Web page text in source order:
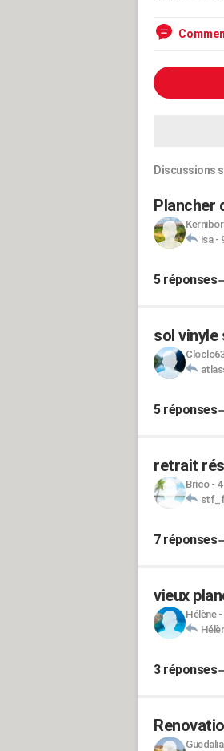
Discussions
Plancher
Kernibor
isa-
5 réponses
sol vinyle
Cloclo63
5 réponses
retrait
Brico-
7 réponses
vieux
Hélène-
3 réponses